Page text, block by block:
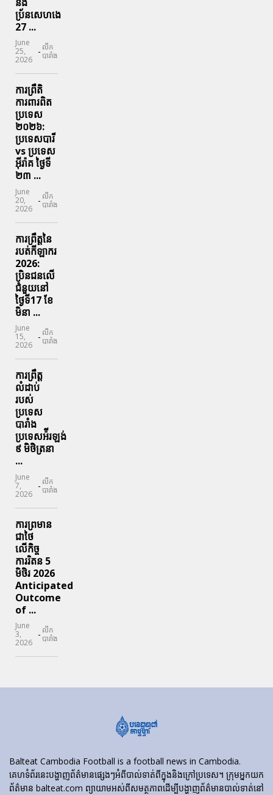
ប្រ័នសេហងេ
27 ...
June
25,
2026
- លីក
បារាំង
ការព្រឹតិ
ការពារ​ពិត
ប្រទេស
២០២៦:
ប្រទេសបារី
vs ប្រទេស
អ៊ីរ៉ាគ ថ្ងៃទី​
២៣ ...
June
20,
2026
- លីក
បារាំង
ការព្រឹត្តនៃ
របត់កីឡាករ
2026:
ប្រិនជនលើ
ជំនួយនៅ
ថ្ងៃទី17 ខែ
មិនា ...
June
15,
2026
- លីក
បារាំង
ការព្រឹត្ត
លំដាប់
របស់
ប្រទេស
បារាំង
ប្រទេសអ៉ីរឡង់
៩ មិថិត្រនា
...
June
7,
2026
- លីក
បារាំង
ការព្រមាន
ជាថៃ
លើកិច្ច
ការរិតន 5
មិថិរ 2026
Anticipated
Outcome
of ...
June
3,
2026
- លីក
បារាំង
Balteat Cambodia Football is a football news in Cambodia.
គេហទំព័រ​នេះ​បង្ហាញ​ព័ត៌មាន​ផ្សេងៗ​អំពី​បាល់ទាត់​ពី​ក្នុង​និង​ក្រៅ​ប្រទេស។ ក្រុមអ្នកយក
ព័ត៌មាន balteat.com ព្យាយាមអស់ពីសមត្ថភាពដើម្បីបង្ហាញព័ត៌មានបាល់ទាត់នៅ